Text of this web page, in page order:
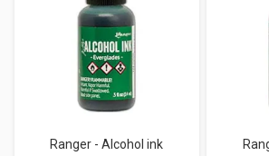
Ranger - Alcohol ink